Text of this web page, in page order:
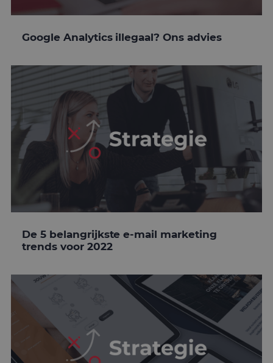
Google Analytics illegaal? Ons advies
De 5 belangrijkste e-mail marketing
trends voor 2022